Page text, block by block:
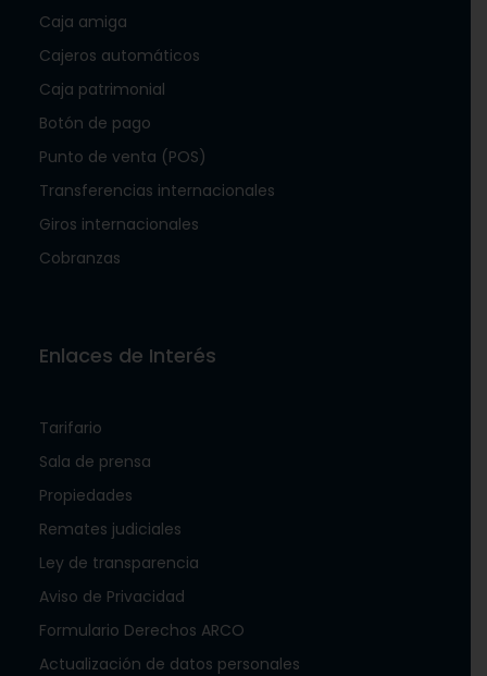
Caja amiga
Cajeros automáticos
Caja patrimonial
Botón de pago
Punto de venta (POS)
Transferencias internacionales
Giros internacionales
Cobranzas
Enlaces de Interés
Tarifario
Sala de prensa
Propiedades
Remates judiciales
Ley de transparencia
Aviso de Privacidad
Formulario Derechos ARCO
Actualización de datos personales